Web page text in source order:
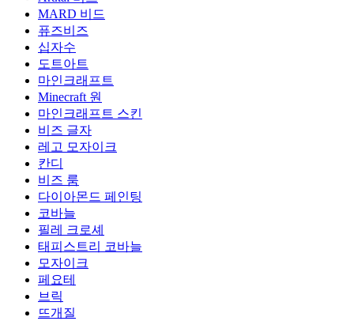
MARD 비드
퓨즈비즈
십자수
도트아트
마인크래프트
Minecraft 원
마인크래프트 스킨
비즈 글자
레고 모자이크
칸디
비즈 룸
다이아몬드 페인팅
코바늘
필레 크로셰
태피스트리 코바늘
모자이크
페요테
브릭
뜨개질